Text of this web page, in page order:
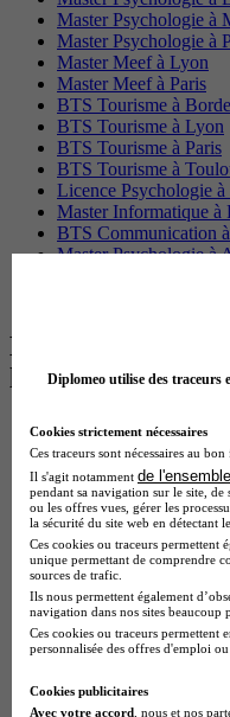
Master Psychologie à
Master Psychologie à
Master Meef à Lyon
Master Meef à Paris
BTS Tourisme à
BTS Tourisme à Lyon
BTS Tourisme à Paris
BTS Tourisme à
Licence Psychologie
Master Informatique à
BTS Communication
Master Psychologie à
Les intitulés de
les plus
BTS Esf en alternance
BTS Dietetique en
BTS Mco en alternance
BTS Pi en alternance
BTS Sp3s en
Master CCA en
BTS Ndrc en
BTS Sam en alternance
Cap Fleuriste en
BTS Sio en alternance
MSc Marketing Digital
Cap Electricien en
BTS Gpn en alternance
Diplomeo utilise des traceurs
Cookies strictement nécessaires
Ces traceurs sont nécessaires au
Il s'agit notamment de
pendant sa navigation sur le site, de
ou les offres vues, gérer les
la sécurité du site web en détectant
Ces cookies ou traceurs permettent
unique permettant de comprendre
sources de trafic.
Ils nous permettent également
navigation dans nos sites beaucoup
Ces cookies ou traceurs permettent
personnalisée des offres d'emploi
Cookies publicitaires
Avec votre accord , nous et nos